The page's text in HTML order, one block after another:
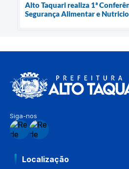
Alto Taquari realiza 1ª
Segurança Alimentar e
Siga-nos
Localização